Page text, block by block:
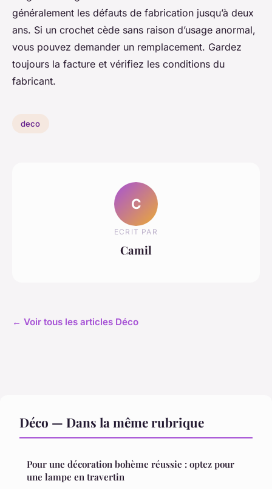
généralement les défauts de fabrication jusqu’à deux
ans. Si un crochet cède sans raison d’usage anormal,
vous pouvez demander un remplacement. Gardez
toujours la facture et vérifiez les conditions du
fabricant.
deco
C
ECRIT PAR
Camil
← Voir tous les articles Déco
Déco — Dans la même rubrique
Pour une décoration bohème réussie : optez pour
une lampe en travertin